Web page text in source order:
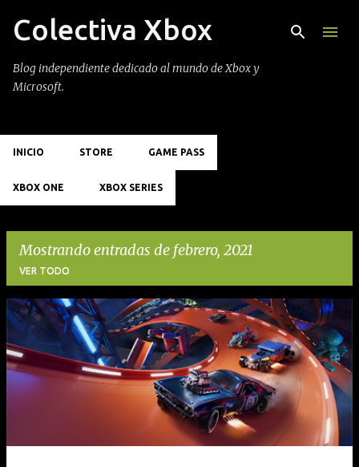
Ir al contenido principal
Colectiva Xbox
Blog independiente dedicado al mundo de Xbox y
Microsoft.
INICIO STORE GAME PASS
XBOX ONE XBOX SERIES
Mostrando entradas de febrero, 2021
VER TODO
E
n
t
r